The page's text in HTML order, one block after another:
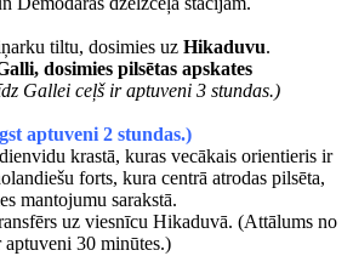
tiltu, dosimies uz Hikaduvu.
dosimies pilsētas apskates
Gallei ceļš ir aptuveni 3 stundas.)
aptuveni 2 stundas.)
krastā, kuras vecākais orientieris ir
forts, kura centrā atrodas pilsēta,
mantojumu sarakstā.
uz viesnīcu Hikaduvā. (Attālums no
30 minūtes.)